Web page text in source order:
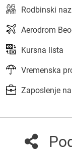
Rodbinski
Aerodrom
Kursna lista
Vremenska
Zaposlenje